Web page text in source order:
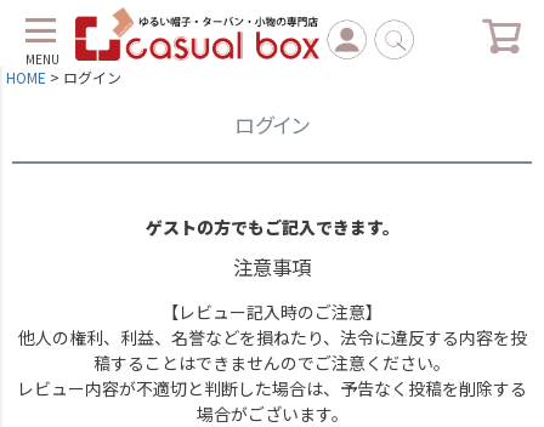
MENU
HOME ログイン
ログイン
ゲストの方でもご記入できます。
注意事項
【レビュー記入時のご注意】
他人の権利、利益、名誉などを損ねたり、法令に違反する内容を投
稿することはできませんのでご注意ください。
レビュー内容が不適切と判断した場合は、予告なく投稿を削除する
場合がございます。